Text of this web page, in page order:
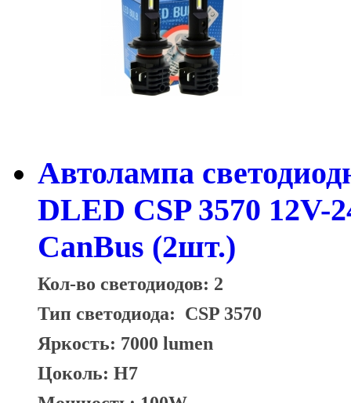
Автолампа
DLED CSP 3570 12V-
CanBus (2шт.)
Кол-во светодиодов: 2
Тип светодиода: CSP 3570
Яркость: 7000 lumen
Цоколь: H7